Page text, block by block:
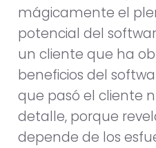
mágicamente el
potencial del
un cliente que ha
beneficios del
que pasó el cliente
detalle, porque
depende de los